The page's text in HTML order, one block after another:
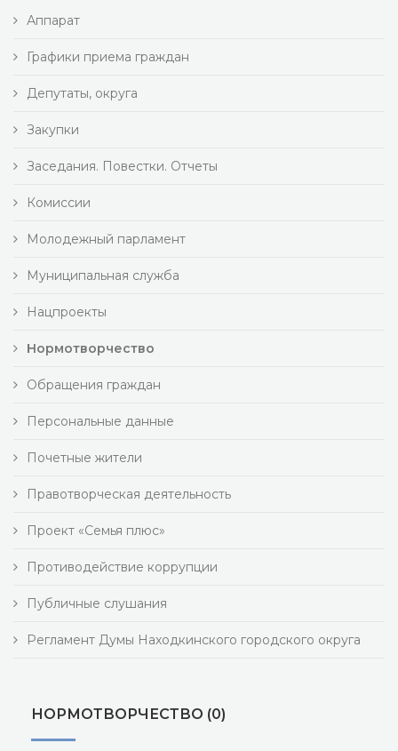
Аппарат
Графики приема граждан
Депутаты, округа
Закупки
Заседания. Повестки. Отчеты
Комиссии
Молодежный парламент
Муниципальная служба
Нацпроекты
Нормотворчество
Обращения граждан
Персональные данные
Почетные жители
Правотворческая деятельность
Проект «Семья плюс»
Противодействие коррупции
Публичные слушания
Регламент Думы Находкинского городского округа
НОРМОТВОРЧЕСТВО (0)